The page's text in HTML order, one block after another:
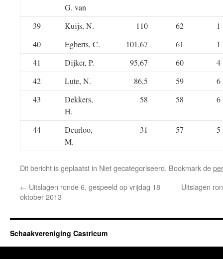
G. van
39 Kuijs, N. 110 62
1
40
Egberts, C. 101,67 61
1
41
Dijker, P. 95,67 60
4
42
Lute, N. 86,5 59
6
43
Dekkers,
H.
58 58 6
44
Deurloo,
M.
31 57 5
Dit bericht is geplaatst in Niet gecategoriseerd. Bookmark de
← Uitslagen ronde 6, gespeeld op vrijdag 18
oktober 2013
Uitslagen
Schaakvereniging Castricum